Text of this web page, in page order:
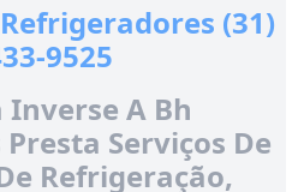
Refrigeradores (31)
9525
Inverse A Bh
Serviços De
Refrigeração,